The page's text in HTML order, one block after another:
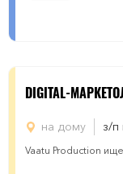
DIGITAL-
на дому з/п
Vaatu Production